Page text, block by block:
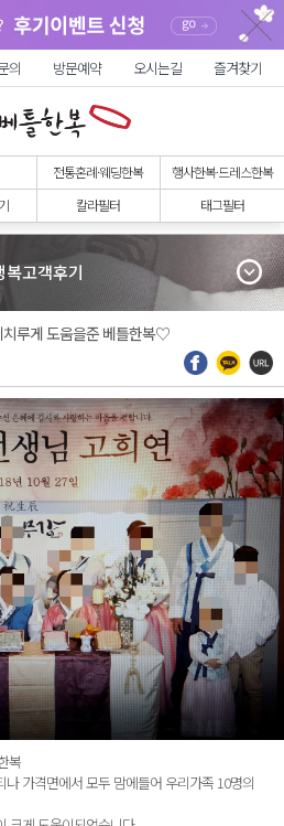
의 방문예약 오시는길 즐겨찾기
전통혼례·웨딩한복
행사한복·드레스한복
칼라필터 태그필터
복고객후기
루게 도움을준 베틀한복♡
복
가격면에서 모두 맘에들어 우리가족 10명의